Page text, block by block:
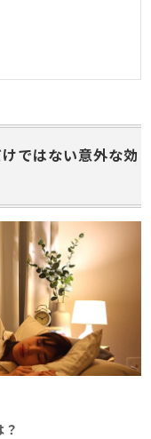
ではない意外な効
？